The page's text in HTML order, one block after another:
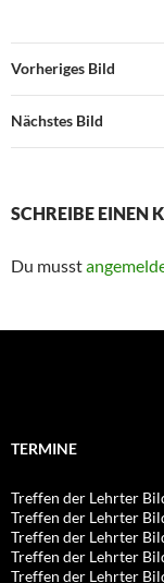
Vorheriges Bild
Nächstes Bild
SCHREIBE EINEN
Du musst
TERMINE
Treffen der Lehrter
Treffen der Lehrter
Treffen der Lehrter
Treffen der Lehrter
Treffen der Lehrter